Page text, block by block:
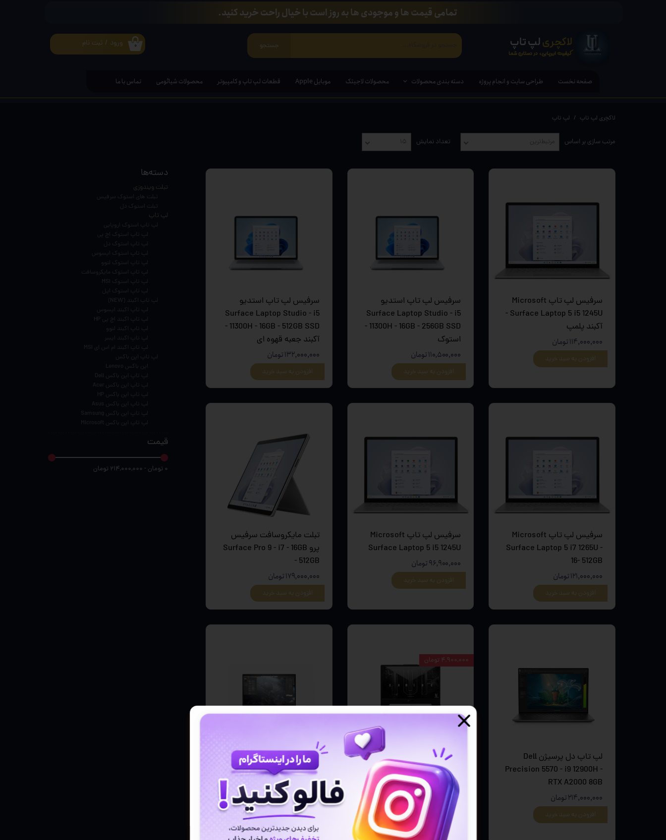
لاکچریلپ تاپ
کیفیت اروپایی، در دستان شما
جستجو ۰ ورود / ثبت نام
تغییر گذر واژه
سفارشات
صفحه نخست طراحی سایت و انجام پروژه دسته بندی محصولات
قلم هوشمند ( قلم مخصوص لپ تاپ و تبلت)
کامپیوتر PC - مانیتور - آل این وان
دانگل،لوازم خودرویی و محصولات کاربردی
ویدئو پروژکتور
محصولات لاجیتک موبایل Apple قطعات لپ تاپ و کامپیوتر محصولات شیائومی تماس با ما
تمامی قیمت ها و موجودی ها به روز است با خیال راحت خرید کنید.
لاکچری لپ تاپ لپ تاپ
مرتب سازی بر اساس مرتبط‌ترین تعداد نمایش ۱۵
سرفیس لپ تاپ Microsoft
Surface Laptop 5 i5 1245U -
آکبند پلمپ
۱۱۴,۰۰۰,۰۰۰ تومان
افزودن به سبد خرید
سرفیس لپ تاپ استدیو
Surface Laptop Studio - i5
11300H - 16GB - 256GB SSD -
استوک
۱۱۰,۵۰۰,۰۰۰ تومان
افزودن به سبد خرید
سرفیس لپ تاپ استدیو
Surface Laptop Studio - i5
11300H - 16GB - 512GB SSD -
آکبند جعبه قهوه ای
۱۳۲,۰۰۰,۰۰۰ تومان
افزودن به سبد خرید
سرفیس لپ تاپ Microsoft
Surface Laptop 5 i7 1265U -
16- 512GB
۱۲۱,۰۰۰,۰۰۰ تومان
افزودن به سبد خرید
سرفیس لپ تاپ Microsoft
Surface Laptop 5 i5 1245U
۹۶,۹۰۰,۰۰۰ تومان
افزودن به سبد خرید
تبلت مایکروسافت سرفیس
پرو Surface Pro 9 - i7 - 16GB
- 512GB
۱۷۹,۰۰۰,۰۰۰ تومان
افزودن به سبد خرید
لپ تاپ دل پرسیژن Dell
Precision 5570 - i9 12900H -
RTX A2000 8GB
۲۱۴,۰۰۰,۰۰۰ تومان
افزودن به سبد خرید
لپ تاپ 15.6 اینچی Asus مدل
TUF Gaming A15 TUF
Gaming A15 FA506II - R7
4800H
۱۱۶,۹۰۰,۰۰۰ تومان ۱۱۲,۰۰۰,۰۰۰ تومان
افزودن به سبد خرید
۴,۹۰۰,۰۰۰ تومان
لپ تاپ استوک اچ پی HP
Zbook Firefly 14 G7- i5
10310U - 8GB
۵۰,۵۰۰,۰۰۰ تومان
افزودن به سبد خرید
دسته‌ها
تبلت ویندوزی
تبلت های استوک سرفیس
تبلت استوک دل
لپ تاپ
لپ تاپ استوک اروپایی
لپ تاپ استوک اچ پی
لپ تاپ استوک دل
لپ تاپ استوک ایسوس
لپ تاپ استوک لنوو
لپ تاپ استوک مایکروسافت
لپ تاپ استوک MSI
لپ تاپ استوک اپل
لپ تاپ اکبند (NEW)
لپ تاپ اکبند ایسوس
لپ تاپ اکبند اچ پی HP
لپ تاپ اکبند لنوو
لپ تاپ اکبند ایسر
لپ تاپ اکبند ام اس ای MSI
لپ تاپ اپن باکس
اپن باکس Lenovo
لپ تاپ اپن باکس Dell
لپ تاپ اپن باکس Acer
لپ تاپ اپن باکس HP
لپ تاپ اپن باکس Asus
لپ تاپ اپن باکس Samsung
لپ تاپ اپن باکس Microsoft
قیمت
۰ تومان - ۲۱۴,۰۰۰,۰۰۰ تومان